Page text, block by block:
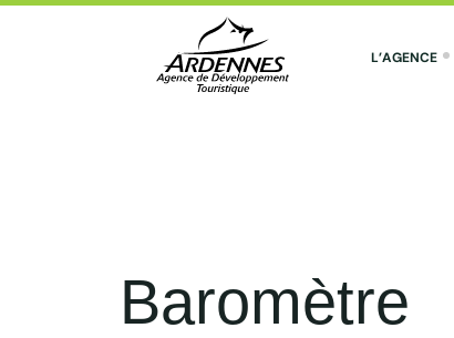
L’AGENCE
Baromètre